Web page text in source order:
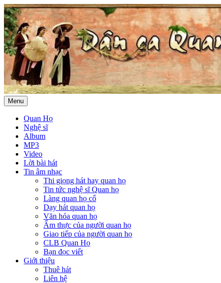
Menu
Quan Họ
Nghệ sĩ
Album
MP3
Video
Lời bài hát
Tin âm nhạc
Thi giọng hát hay quan họ
Tin tức nghệ sĩ Quan họ
Làng quan họ cổ
Dạy hát quan họ
Văn hóa quan họ
Ẩm thực của người quan họ
Giao tiếp của người quan họ
CLB Quan Họ
Bạn đọc viết
Giới thiệu
Thuê hát
Liên hệ